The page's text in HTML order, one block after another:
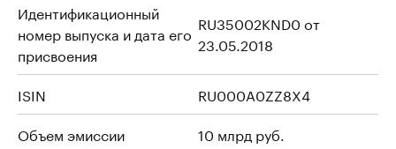
Идентификационный
номер выпуска и дата его
присвоения
RU35002KND0 от
23.05.2018
ISIN
RU000A0ZZ8X4
Объем эмиссии
10 млрд руб.